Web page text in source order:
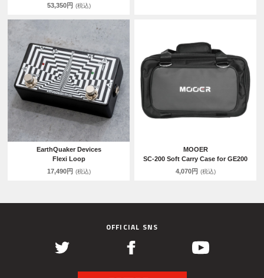
53,350円 (税込)
EarthQuaker Devices
Flexi Loop
17,490円 (税込)
MOOER
SC-200 Soft Carry Case for GE200
4,070円 (税込)
OFFICIAL SNS